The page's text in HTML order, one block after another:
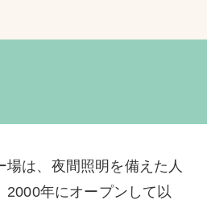
作にお困りの方へ
場は、夜間照明を備えた人
2000年にオープンして以